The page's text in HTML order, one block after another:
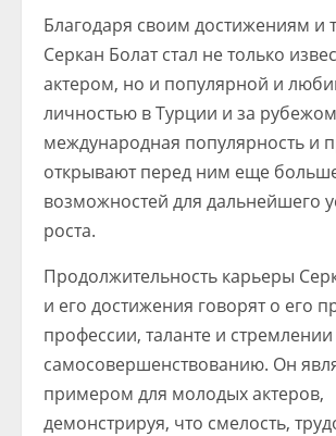
Благодаря своим достижениям и
Серкан Болат стал не только
актером, но и популярной и
личностью в Турции и за
международная популярность и
открывают перед ним еще
возможностей для дальнейшего
роста.
Продолжительность карьеры
и его достижения говорят о его
профессии, таланте и стремлении
самосовершенствованию. Он
примером для молодых актеров,
демонстрируя, что смелость,